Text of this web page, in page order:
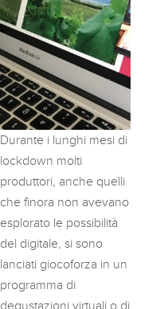
Durante i lunghi mesi di
lockdown molti
produttori, anche quelli
che finora non avevano
esplorato le possibilità
del digitale, si sono
lanciati giocoforza in un
programma di
degustazioni virtuali o di